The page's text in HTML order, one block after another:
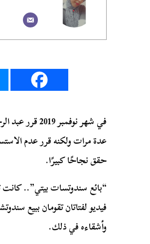
عدة مرات ولكنه قرر عدم
حقق نجاحًا كبيرًا.
“بائع سندوتسات بيتي”..
فيديو لفتاتان تقومان ببيع
وأشقاءه في ذلك.